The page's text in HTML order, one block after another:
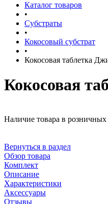
Каталог товаров
•
Субстраты
•
Кокосовый субстрат
•
Кокосовая таблетка
Кокосовая
Наличие товара в
Вернуться в раздел
Обзор товара
Комплект
Описание
Характеристики
Аксессуары
Отзывы